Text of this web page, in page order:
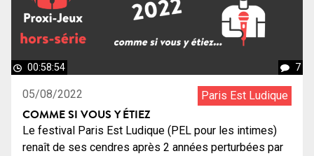
00:58:54 7
05/08/2022 Paris Est Ludique
COMME SI VOUS Y ÉTIEZ
Le festival Paris Est Ludique (PEL pour les intimes)
renaît de ses cendres après 2 années perturbées par